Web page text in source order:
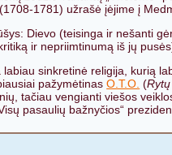
1781) užrašė įėjime į
Dievo (teisinga ir nešanti
ir nepriimtinumą iš jų
sinkretinė religija, kurią
pažymėtinasO.T.O. (
tačiau vengianti viešos
pasaulių bažnyčios“